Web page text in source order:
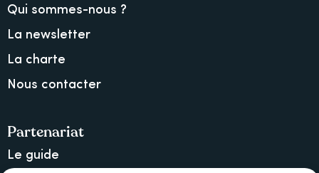
Qui sommes-nous ?
La newsletter
La charte
Nous contacter
Partenariat
Le guide